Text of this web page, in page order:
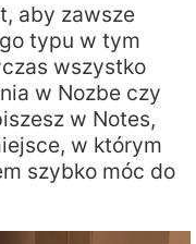
aby zawsze
typu w tym
wszystko
w Nozbe czy
w Notes,
w którym
szybko móc do